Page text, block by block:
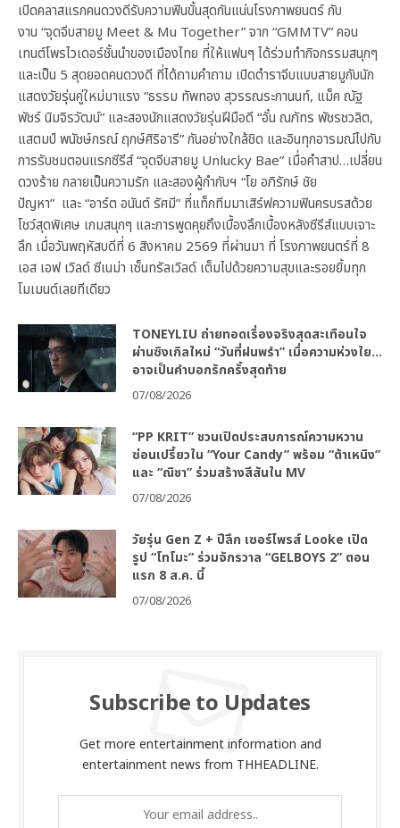
เปิดคลาสแรกคนดวงดีรับความฟินขั้นสุดกันแน่นโรงภาพยนตร์ กับ
งาน “จุดจีบสายมู Meet & Mu Together” จาก “GMMTV” คอน
เทนต์โพรไวเดอร์ชั้นนำของเมืองไทย ที่ให้แฟนๆ ได้ร่วมทำกิจกรรมสนุกๆ
และเป็น 5 สุดยอดคนดวงดี ที่ได้ถามคำถาม เปิดตำราจีบแบบสายมูกับนัก
แสดงวัยรุ่นคู่ใหม่มาแรง “ธรรม ทัพทอง สุวรรณระกานนท์, แม็ค ณัฐ
พัชร์ นิมจิรวัฒน์” และสองนักแสดงวัยรุ่นฝีมือดี “อั๋น ณภัทร พัชรชวลิต,
แสตมป์ พนัชษ์กรณ์ ฤกษ์ศิริอารี” กันอย่างใกล้ชิด และอินทุกอารมณ์ไปกับ
การรับชมตอนแรกซีรีส์ “จุดจีบสายมู Unlucky Bae” เมื่อคำสาป…เปลี่ยน
ดวงร้าย กลายเป็นความรัก และสองผู้กำกับฯ “โย อภิรักษ์ ชัย
ปัญหา” และ “อาร์ต อนันต์ รัศมี” ที่แท็กทีมมาเสิร์ฟความฟินครบรสด้วย
โชว์สุดพิเศษ เกมสนุกๆ และการพูดคุยถึงเบื้องลึกเบื้องหลังซีรีส์แบบเจาะ
ลึก เมื่อวันพฤหัสบดีที่ 6 สิงหาคม 2569 ที่ผ่านมา ที่ โรงภาพยนตร์ที่ 8
เอส เอฟ เวิลด์ ซีเนม่า เซ็นทรัลเวิลด์ เต็มไปด้วยความสุขและรอยยิ้มทุก
โมเมนต์เลยทีเดียว
TONEYLIU ถ่ายทอดเรื่องจริงสุดสะเทือนใจ
ผ่านซิงเกิลใหม่ “วันที่ฝนพรำ” เมื่อความห่วงใย…
อาจเป็นคำบอกรักครั้งสุดท้าย
07/08/2026
“PP KRIT” ชวนเปิดประสบการณ์ความหวาน
ซ่อนเปรี้ยวใน “Your Candy” พร้อม “ต้าเหนิง”
และ “ณิชา” ร่วมสร้างสีสันใน MV
07/08/2026
วัยรุ่น Gen Z + ปีลึก เซอร์ไพรส์ Looke เปิด
รูป “โทโมะ” ร่วมจักรวาล “GELBOYS 2” ตอน
แรก 8 ส.ค. นี้
07/08/2026
Subscribe to Updates
Get more entertainment information and
entertainment news from THHEADLINE.